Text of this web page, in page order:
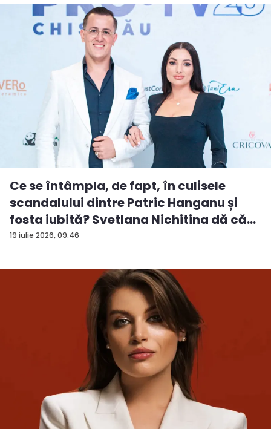
19 iulie 2026, 09:46
Ce se întâmpla, de fapt, în culisele
scandalului dintre Patric Hanganu și
fosta iubită? Svetlana Nichitina dă că...